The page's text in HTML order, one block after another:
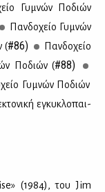
Γυ­μνών Πο­διών
Παν­δο­χείο Γυ­μνών
(#86)
Παν­δο­χείο
Πο­διών (#88)
Γυ­μνών Πο­διών
εγκυ­κλο­παι­
(1984), του Jim